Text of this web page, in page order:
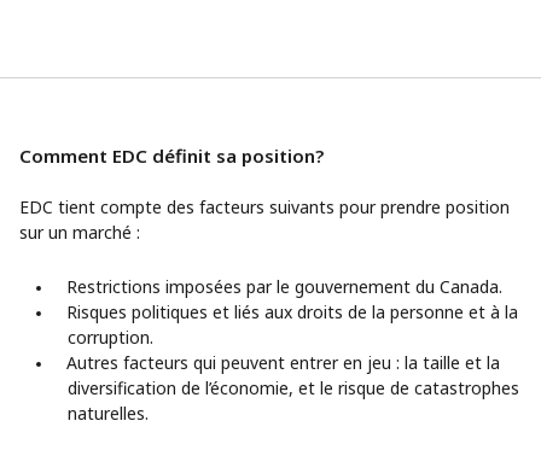
Comment EDC définit sa position?
EDC tient compte des facteurs suivants pour prendre position
sur un marché :
Restrictions imposées par le gouvernement du Canada.
Risques politiques et liés aux droits de la personne et à la
corruption.
Autres facteurs qui peuvent entrer en jeu : la taille et la
diversification de l’économie, et le risque de catastrophes
naturelles.